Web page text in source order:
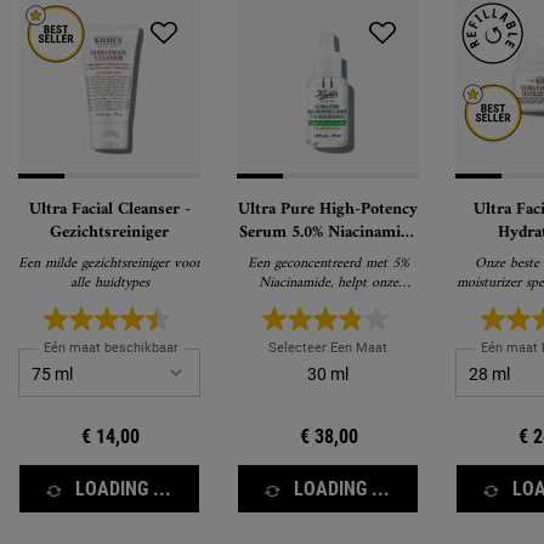
Ultra Facial Cleanser -
Gezichtsreiniger
Een milde gezichtsreiniger voor
alle huidtypes
Eén maat beschikbaar
€ 14,00
LOADING ...
Ultra Pure High-Potency
Serum 5.0% Niacinamide
– Glansverminderend
gezichtsserum
Een geconcentreerd met 5%
Niacinamide, helpt onze
krachtige formule glans
zichtbaar te verminderen en de
huid te kalmeren.
Selecteer Een Maat
30 ml
€ 38,00
LOADING ...
Ultra
Onze
moisturizer
voor
Eén maat
€